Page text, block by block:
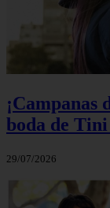
¡Campanas
boda de
29/07/2026